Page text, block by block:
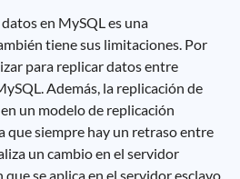
en MySQL es una
tiene sus limitaciones. Por
para replicar datos entre
Además, la replicación de
un modelo de replicación
que siempre hay un retraso entre
un cambio en el servidor
se aplica en el servidor esclavo.